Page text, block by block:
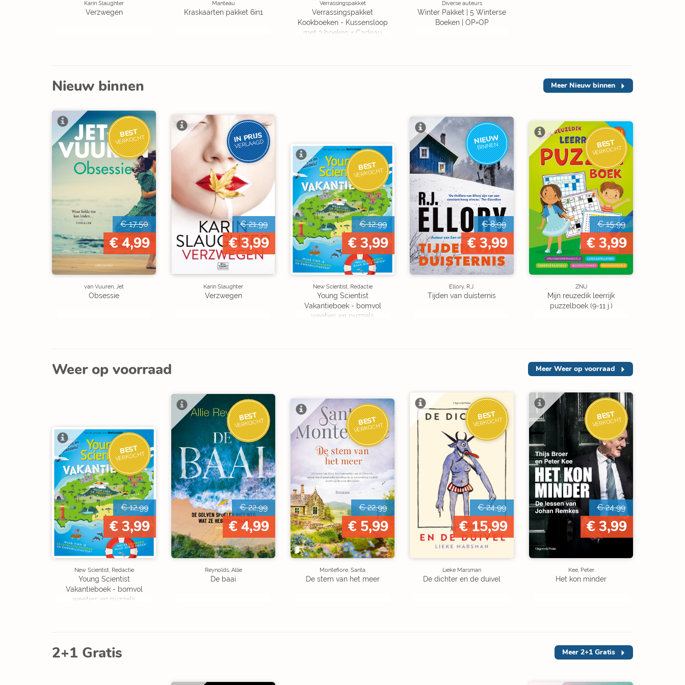
Karin Slaughter
Verzwegen
Manteau
Kraskaarten pakket 6in1
Verrassingspakket
Verrassingspakket
Kookboeken - Kussensloop
met 3 boeken + Cadeau
Diverse auteurs
Winter Pakket | 5 Winterse
Boeken | OP=OP
Nieuw binnen Meer Nieuw binnen
BEST
VERKOCHT
€ 17,50
€ 4,99
van Vuuren, Jet
Obsessie
IN PRIJS
VERLAAGD
€ 21,99
€ 3,99
Karin Slaughter
Verzwegen
BEST
VERKOCHT
€ 12,99
€ 3,99
New Scientist, Redactie
Young Scientist
Vakantieboek - bomvol
weetjes en puzzels
NIEUW
BINNEN
€ 8,99
€ 3,99
Ellory, R.J.
Tijden van duisternis
BEST
VERKOCHT
€ 15,99
€ 3,99
ZNU
Mijn reuzedik leerrijk
puzzelboek (9-11 j.)
Weer op voorraad Meer Weer op voorraad
BEST
VERKOCHT
€ 12,99
€ 3,99
New Scientist, Redactie
Young Scientist
Vakantieboek - bomvol
weetjes en puzzels
BEST
VERKOCHT
€ 22,99
€ 4,99
Reynolds, Allie
De baai
BEST
VERKOCHT
€ 22,99
€ 5,99
Montefiore, Santa
De stem van het meer
BEST
VERKOCHT
€ 24,99
€ 15,99
Lieke Marsman
De dichter en de duivel
BEST
VERKOCHT
€ 24,99
€ 3,99
Kee, Peter
Het kon minder
2+1 Gratis Meer 2+1 Gratis